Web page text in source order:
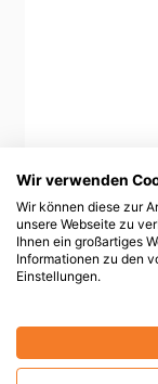
Wir verwenden
Wir können diese zur
unsere Webseite zu
Ihnen ein großartiges
Informationen zu den
Einstellungen.